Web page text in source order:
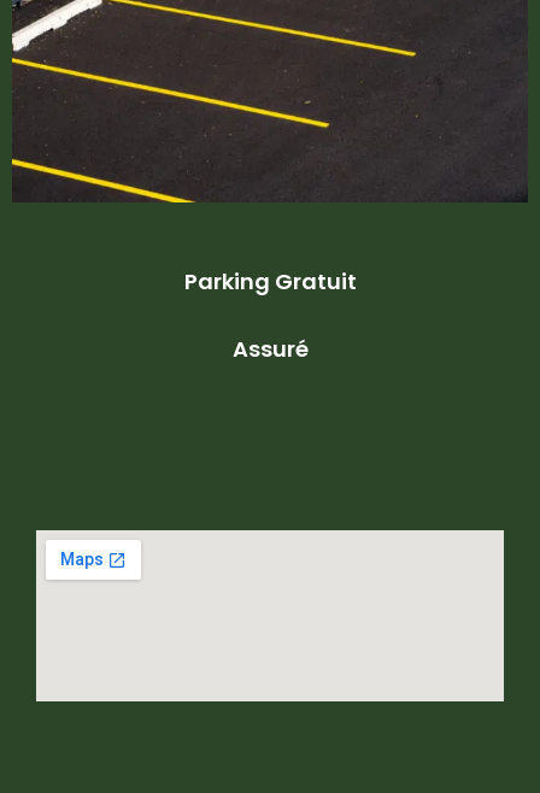
Parking Gratuit
Assuré